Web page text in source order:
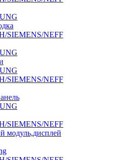
SIEMENS/NEFF
SIEMENS/NEFF
SIEMENS/NEFF
модуль,дисплей